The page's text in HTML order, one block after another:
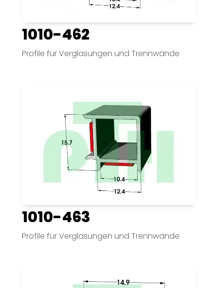
1010-462
Profile für Verglasungen und Trennwände
1010-463
Profile für Verglasungen und Trennwände